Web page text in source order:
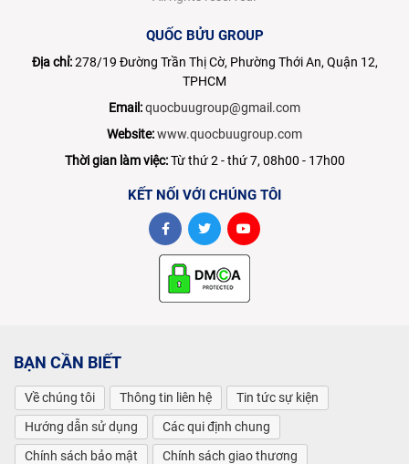
QUỐC BỬU GROUP
Địa chỉ:278/19 Đường Trần Thị Cờ, Phường Thới An, Quận 12,
TPHCM
Email:quocbuugroup@gmail.com
Website:www.quocbuugroup.com
Thời gian làm việc:Từ thứ 2 - thứ 7, 08h00 - 17h00
KẾT NỐI VỚI CHÚNG TÔI
BẠN CẦN BIẾT
Về chúng tôi Thông tin liên hệ
Tin tức sự kiện
Hướng dẫn sử dụng
Các qui định chung
Chính sách bảo mật
Chính sách giao thương